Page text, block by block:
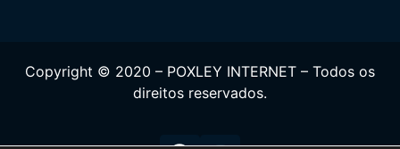
Copyright © 2020 – POXLEY INTERNET – Todos os
direitos reservados.